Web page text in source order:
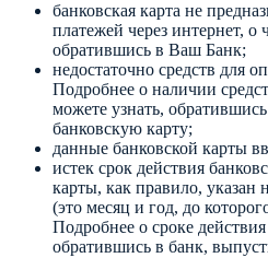
банковская карта не
платежей через интернет, о
обратившись в Ваш Банк;
недостаточно средств для
Подробнее о наличии
можете узнать,
банковскую карту;
данные банковской карты
истек срок действия
карты, как правило, указан
(это месяц и год, до
Подробнее о сроке
обратившись в банк,